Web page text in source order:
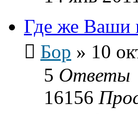
Где же Ваши
Бор » 10
5 Ответы
16156